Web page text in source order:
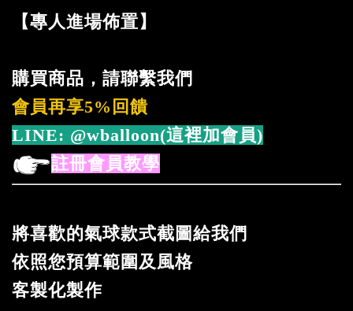
【專人進場佈置】
購買商品，請聯繫我們
會員再享5%回饋
LINE: @wballoon(這裡加會員)
註冊會員教學
將喜歡的氣球款式截圖給我們
依照您預算範圍及風格
客製化製作